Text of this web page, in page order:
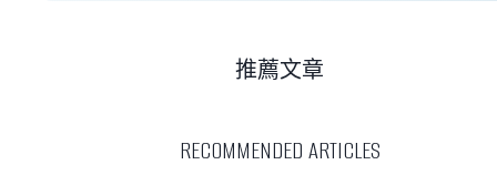
RECOMMENDED ARTICLES
推薦文章